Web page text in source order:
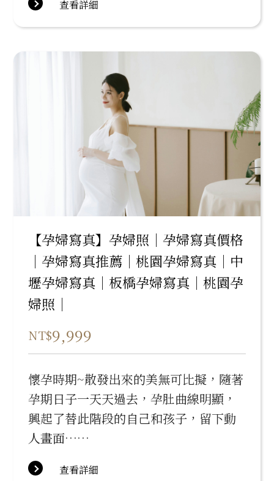
查看詳細
【孕婦寫真】孕婦照｜孕婦寫真價格
｜孕婦寫真推薦｜桃園孕婦寫真｜中
壢孕婦寫真｜板橋孕婦寫真｜桃園孕
婦照｜
NT$9,999
懷孕時期~散發出來的美無可比擬，隨著
孕期日子一天天過去，孕肚曲線明顯，
興起了替此階段的自己和孩子，留下動
人畫面……
查看詳細